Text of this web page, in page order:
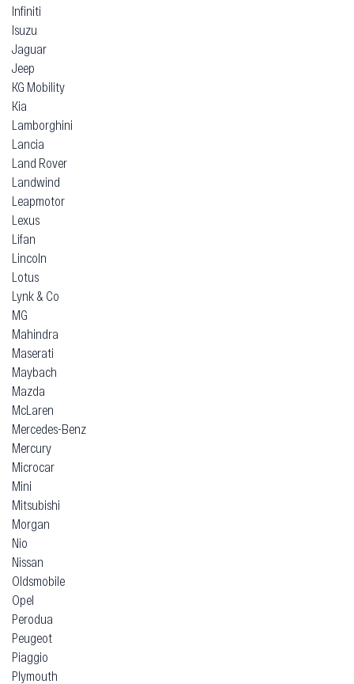
Infiniti
Isuzu
Jaguar
Jeep
KG Mobility
Kia
Lamborghini
Lancia
Land Rover
Landwind
Leapmotor
Lexus
Lifan
Lincoln
Lotus
Lynk & Co
MG
Mahindra
Maserati
Maybach
Mazda
McLaren
Mercedes-Benz
Mercury
Microcar
Mini
Mitsubishi
Morgan
Nio
Nissan
Oldsmobile
Opel
Perodua
Peugeot
Piaggio
Plymouth